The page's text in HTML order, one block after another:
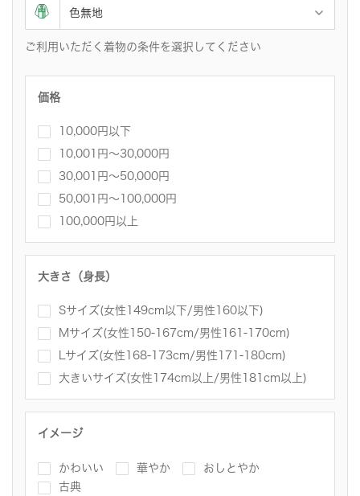
ご利用いただく着物の条件を選択してください
価格
10,000円以下
10,001円〜30,000円
30,001円～50,000円
50,001円～100,000円
100,000円以上
大きさ（身長）
Sサイズ(女性149cm以下/男性160以下)
Mサイズ(女性150-167cm/男性161-170cm)
Lサイズ(女性168-173cm/男性171-180cm)
大きいサイズ(女性174cm以上/男性181cm以上)
イメージ
かわいい 華やか
おしとやか
古典